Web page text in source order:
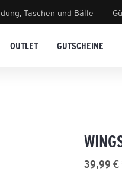
Taschen und Bälle
OUTLET GUTSCHEINE
39,99 €